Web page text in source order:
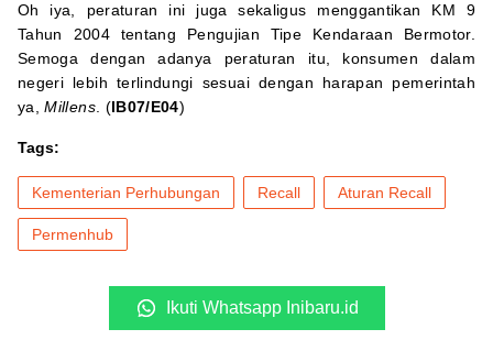
Oh iya, peraturan ini juga sekaligus menggantikan KM 9
Tahun 2004 tentang Pengujian Tipe Kendaraan Bermotor.
Semoga dengan adanya peraturan itu, konsumen dalam
negeri lebih terlindungi sesuai dengan harapan pemerintah
ya,Millens. (IB07/E04)
Tags:
Kementerian Perhubungan Recall Aturan Recall
Permenhub
Ikuti Whatsapp Inibaru.id